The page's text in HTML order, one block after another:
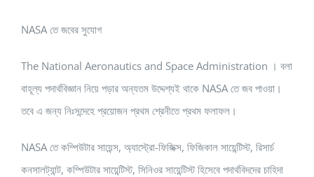
NASA তে জবের সুযোগ
The National Aeronautics and Space Administration । বলা
বাহূল্য পদার্থবিজ্ঞান নিয়ে পড়ার অন্যতম উদ্দেশ্যই থাকে NASA তে জব পাওয়া।
তবে এ জন্য নিঃসন্দেহে প্রয়োজন প্রথম শ্রেনীতে প্রথম ফলাফল।
NASA তে কম্পিউটার সায়েন্স, অ্যাস্ট্রো-ফিজিক্স, ফিজিকাল সায়েন্টিস্ট, রিসার্চ
কনসালট্যান্ট, কম্পিউটার সায়েন্টিস্ট, সিনিওর সায়েন্টিস্ট হিসেবে পদার্থবিদদের চাহিদা